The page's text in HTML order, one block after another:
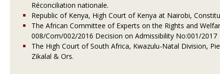
Réconciliation nationale.
Republic of Kenya, High Court of Kenya at Nairobi,
The African Committee of Experts on the Rights and
008/Com/002/2016 Decision on Admissibility No:001/2017
The High Court of South Africa, Kwazulu-Natal Division,
Zikalal & Ors.